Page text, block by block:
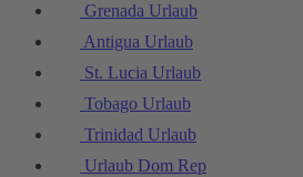
Grenada Urlaub
Antigua Urlaub
St. Lucia Urlaub
Tobago Urlaub
Trinidad Urlaub
Urlaub Dom Rep